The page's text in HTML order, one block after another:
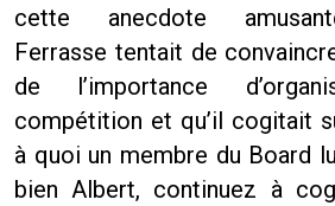
cette anecdote
Ferrasse tentait de
de l’importance
compétition et qu’il cogitait
à quoi un membre du Board
bien Albert, continuez à